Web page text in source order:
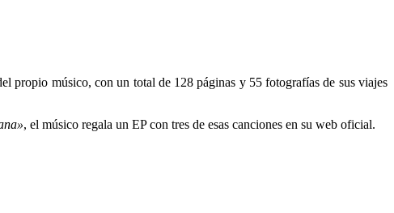
propio músico, con un total de 128 páginas y 55 fotografías de sus viajes
, el músico regala un EP con tres de esas canciones en su web oficial.